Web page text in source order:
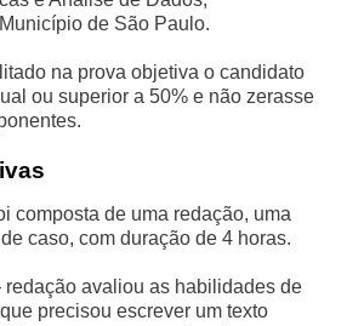
de São Paulo.
na prova objetiva o candidato
ou superior a 50% e não zerasse
composta de uma redação, uma
caso, com duração de 4 horas.
redação avaliou as habilidades de
precisou escrever um texto